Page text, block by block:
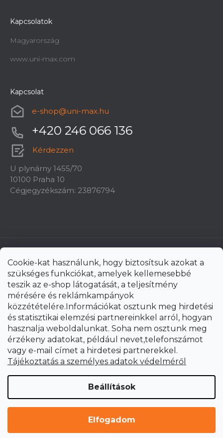
Cookie-kat használunk, hogy biztosítsuk azokat a
szükséges funkciókat, amelyek kellemesebbé
teszik az e-shop látogatását, a teljesítmény
mérésére és reklámkampányok
közzétételére.Információkat osztunk meg hirdetési
és statisztikai elemzési partnereinkkel arról, hogyan
hasznalja weboldalunkat. Soha nem osztunk meg
érzékeny adatokat, például nevet,telefonszámot
vagy e-mail címet a hirdetesi partnerekkel.
Tájékoztatás a személyes adatok védelméről
Beállítások
Elfogadom
Kapcsolatok
Magyarország
www.uni-max.com
Kapcsolat
e-shop@uni-max.hu
+420 246 066 136
Kérdezzen
U plynárny 1455/70
10100 Praha 10
Cégjegyzékszám: 23876794
Shoptet Premium készítette
beállítások szerkesztése